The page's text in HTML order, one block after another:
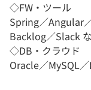
◇FW・ツール
Spring／Angular
Backlog／Slack
◇DB・クラウド
Oracle／MySQL